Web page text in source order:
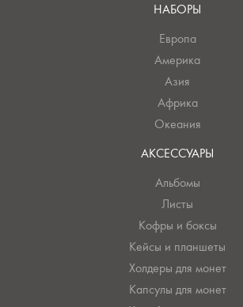
НАБОРЫ
Европа
Америка
Азия
Африка
Океания
АКСЕССУАРЫ
Альбомы
Листы
Кофры и боксы
Кейсы и планшеты
Холдеры для монет
Капсулы для монет